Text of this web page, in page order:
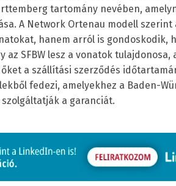
tartomány nevében,
A Network Ortenau modell szerint
hanem arról is gondoskodik,
SFBW lesz a vonatok tulajdonosa,
a szállítási szerződés
fedezi, amelyekhez a Baden-
a garanciát.